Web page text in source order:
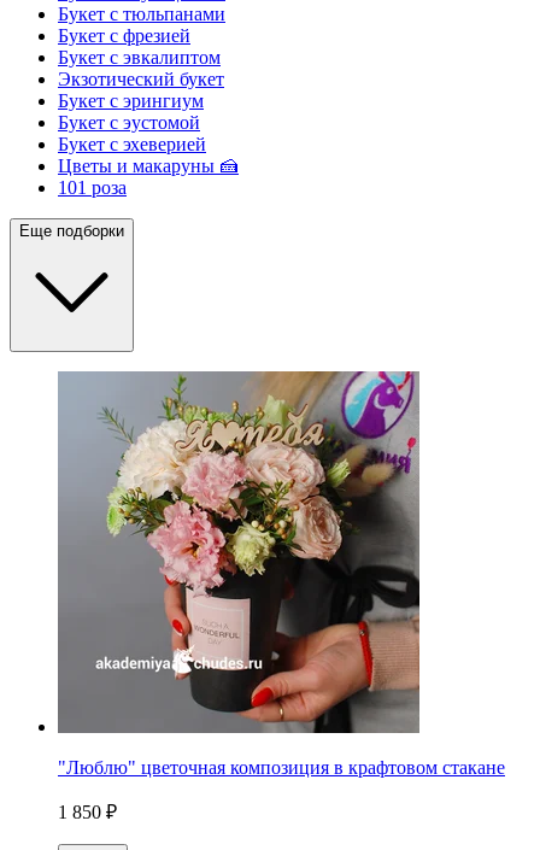
Букет с тюльпанами
Букет с фрезией
Букет с эвкалиптом
Экзотический букет
Букет с эрингиум
Букет с эустомой
Букет с эхеверией
Цветы и макаруны 🍰
101 роза
Еще подборки
"Люблю" цветочная композиция в крафтовом стакане
1 850 ₽